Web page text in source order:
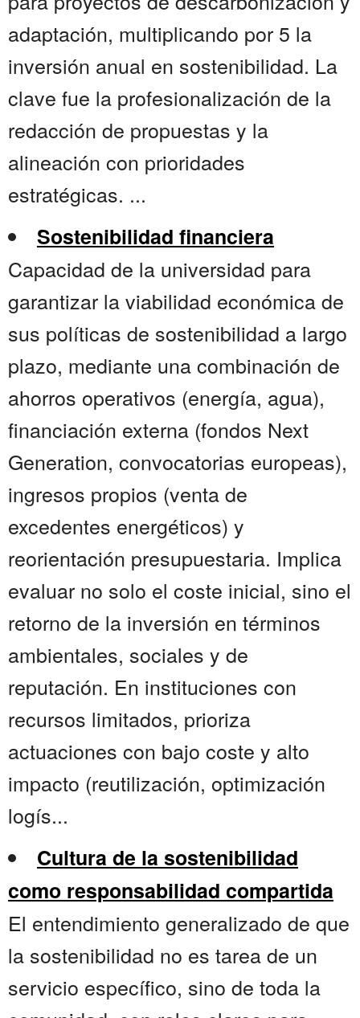
adaptación, multiplicando por 5 la
inversión anual en sostenibilidad. La
clave fue la profesionalización de la
redacción de propuestas y la
alineación con prioridades
estratégicas. ...
Sostenibilidad financiera
Capacidad de la universidad para
garantizar la viabilidad económica de
sus políticas de sostenibilidad a largo
plazo, mediante una combinación de
ahorros operativos (energía, agua),
financiación externa (fondos Next
Generation, convocatorias europeas),
ingresos propios (venta de
excedentes energéticos) y
reorientación presupuestaria. Implica
evaluar no solo el coste inicial, sino el
retorno de la inversión en términos
ambientales, sociales y de
reputación. En instituciones con
recursos limitados, prioriza
actuaciones con bajo coste y alto
impacto (reutilización, optimización
logís...
Cultura de la sostenibilidad
como responsabilidad compartida
El entendimiento generalizado de que
la sostenibilidad no es tarea de un
servicio específico, sino de toda la